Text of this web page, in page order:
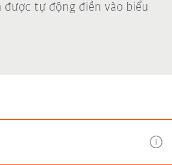
tự động điền vào biểu